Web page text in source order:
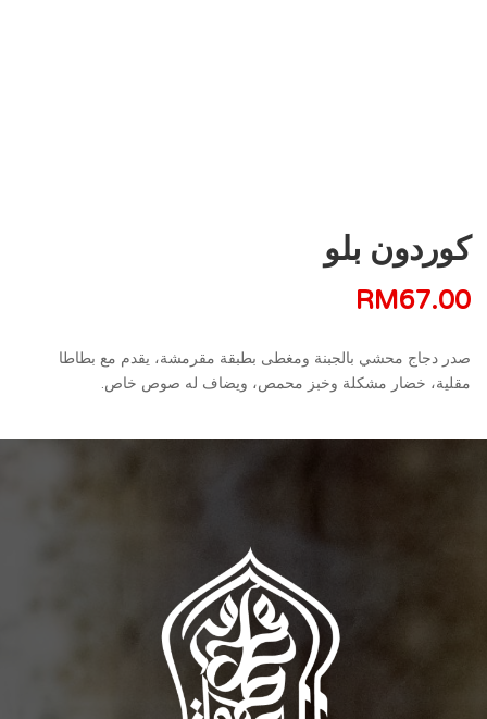
كوردون بلو
RM67.00
صدر دجاج محشي بالجبنة ومغطى بطبقة مقرمشة، يقدم مع بطاطا
مقلية، خضار مشكلة وخبز محمص، ويضاف له صوص خاص.